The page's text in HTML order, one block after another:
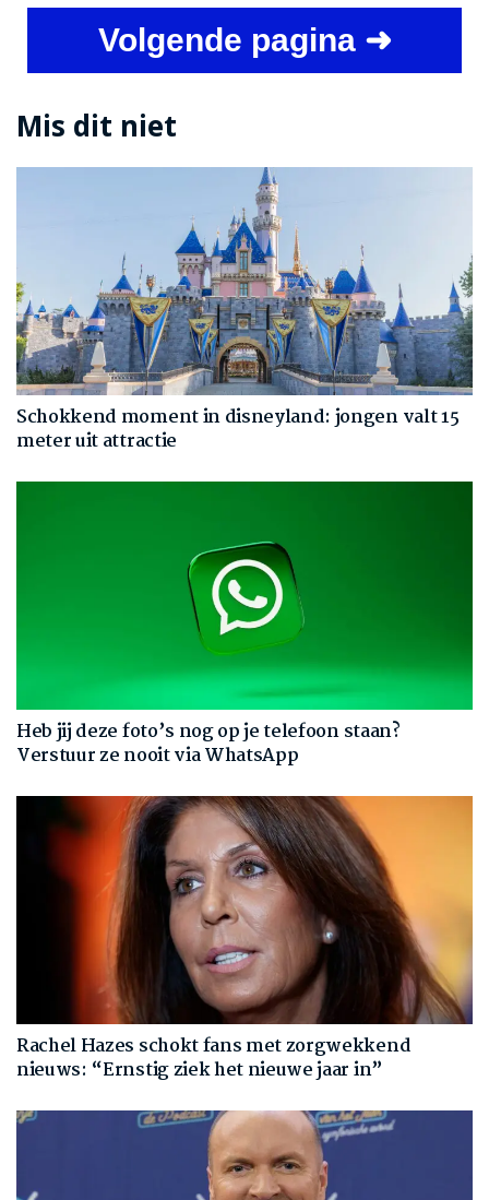
Volgende pagina ➜
Mis dit niet
Schokkend moment in disneyland: jongen valt 15
meter uit attractie
Heb jij deze foto’s nog op je telefoon staan?
Verstuur ze nooit via WhatsApp
Rachel Hazes schokt fans met zorgwekkend
nieuws: “Ernstig ziek het nieuwe jaar in”